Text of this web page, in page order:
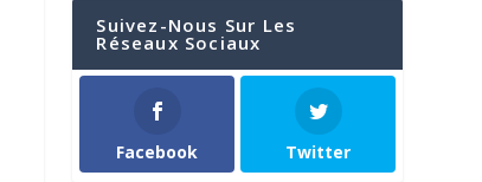
Suivez-Nous Sur Les
Réseaux Sociaux
Facebook Twitter